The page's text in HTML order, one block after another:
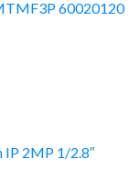
60020120
2MP 1/2.8″